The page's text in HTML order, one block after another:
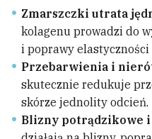
Zmarszczki utrata
kolagenu prowadzi do
i poprawy elastyczności
Przebarwienia i
skutecznie redukuje
skórze jednolity odcień.
Blizny potrądzikowe